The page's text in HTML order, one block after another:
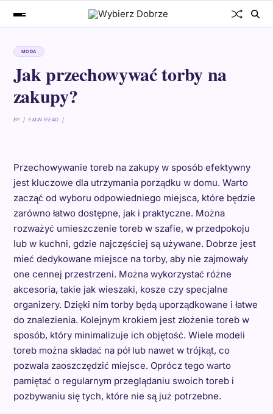
MODA
Jak przechowywać torby na
zakupy?
BY 9 MIN READ
Przechowywanie toreb na zakupy w sposób efektywny
jest kluczowe dla utrzymania porządku w domu. Warto
zacząć od wyboru odpowiedniego miejsca, które będzie
zarówno łatwo dostępne, jak i praktyczne. Można
rozważyć umieszczenie toreb w szafie, w przedpokoju
lub w kuchni, gdzie najczęściej są używane. Dobrze jest
mieć dedykowane miejsce na torby, aby nie zajmowały
one cennej przestrzeni. Można wykorzystać różne
akcesoria, takie jak wieszaki, kosze czy specjalne
organizery. Dzięki nim torby będą uporządkowane i łatwe
do znalezienia. Kolejnym krokiem jest złożenie toreb w
sposób, który minimalizuje ich objętość. Wiele modeli
toreb można składać na pół lub nawet w trójkąt, co
pozwala zaoszczędzić miejsce. Oprócz tego warto
pamiętać o regularnym przeglądaniu swoich toreb i
pozbywaniu się tych, które nie są już potrzebne.